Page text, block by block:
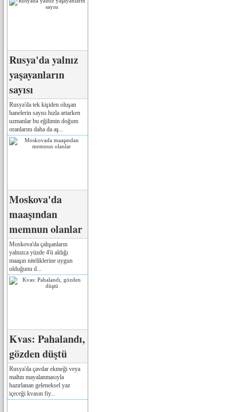
Rusya'da yalnız
yaşayanların
sayısı
Rusya'da tek kişiden oluşan
hanelerin sayısı hızla artarken
uzmanlar bu eğilimin doğum
oranlarını daha da aş...
Moskova'da
maaşından
memnun olanlar
Moskova'da çalışanların
yalnızca yüzde 4'ü aldığı
maaşın niteliklerine uygun
olduğunu d...
Kvas: Pahalandı,
gözden düştü
Rusya'da çavdar ekmeği veya
maltın mayalanmasıyla
hazırlanan geleneksel yaz
içeceği kvasın fiy...